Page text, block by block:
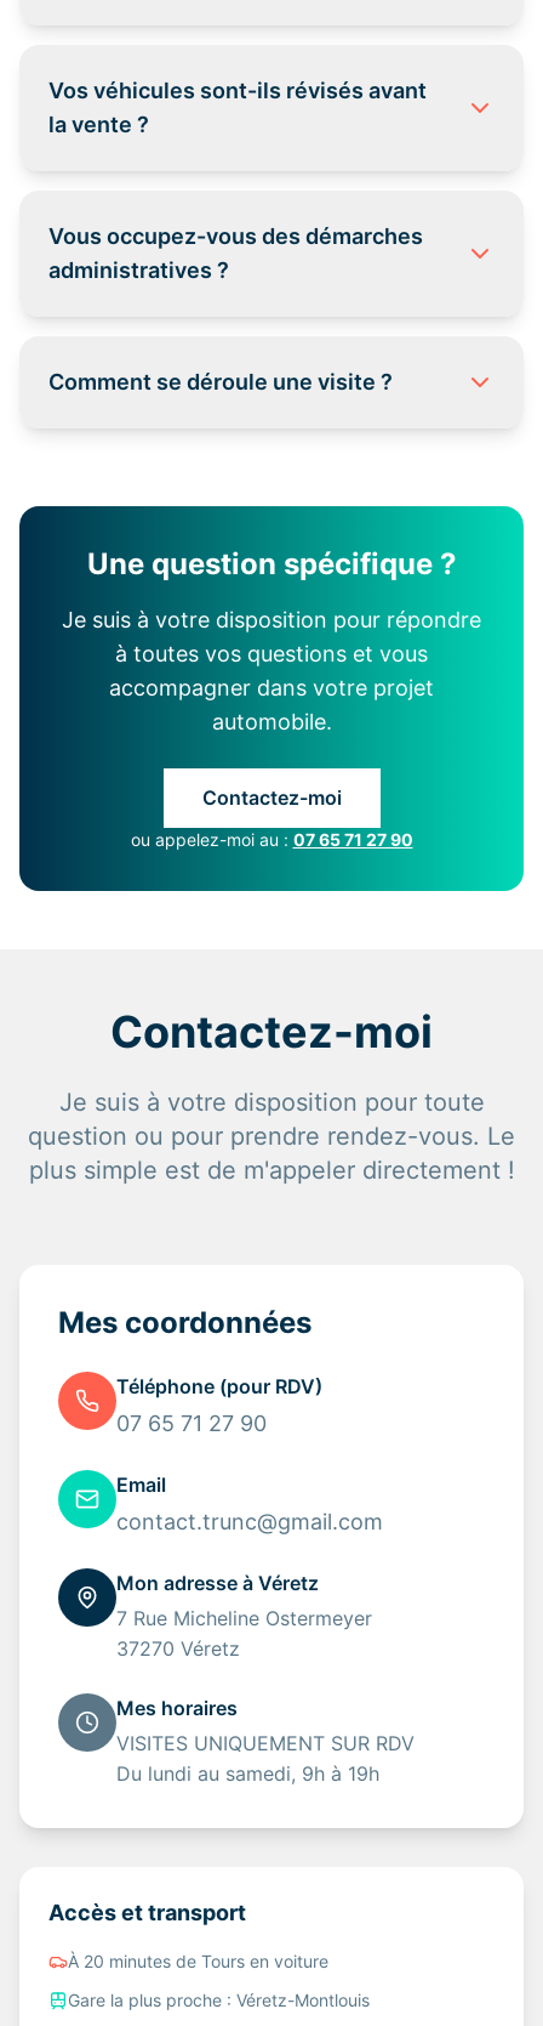
Vos véhicules sont-ils révisés avant
la vente ?
Vous occupez-vous des démarches
administratives ?
Comment se déroule une visite ?
Une question spécifique ?
Je suis à votre disposition pour répondre
à toutes vos questions et vous
accompagner dans votre projet
automobile.
Contactez-moi
ou appelez-moi au : 07 65 71 27 90
Contactez-moi
Je suis à votre disposition pour toute
question ou pour prendre rendez-vous. Le
plus simple est de m'appeler directement !
Mes coordonnées
Téléphone (pour RDV)
07 65 71 27 90
Email
contact.trunc@gmail.com
Mon adresse à Véretz
7 Rue Micheline Ostermeyer
37270 Véretz
Mes horaires
VISITES UNIQUEMENT SUR RDV
Du lundi au samedi, 9h à 19h
Accès et transport
À 20 minutes de Tours en voiture
Gare la plus proche : Véretz-Montlouis